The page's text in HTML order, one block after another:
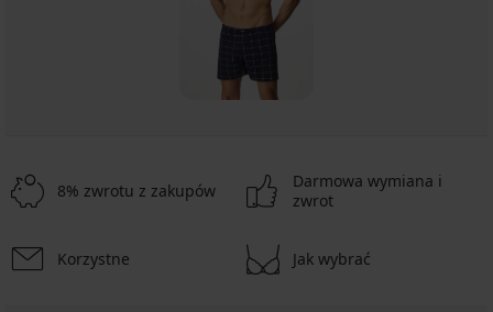
8% zwrotu z zakupów
Darmowa wymiana i
zwrot
Korzystne Jak wybrać